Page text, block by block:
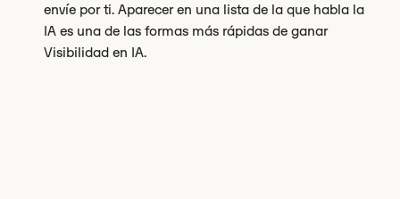
envíe por ti. Aparecer en una lista de la que habla la
IA es una de las formas más rápidas de ganar
Visibilidad en IA.